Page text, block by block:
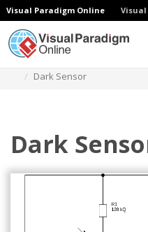
Visual Paradigm Online Visual
Dark Sensor
Dark